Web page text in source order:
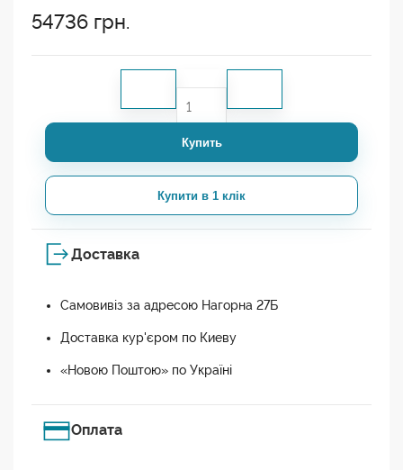
54736 грн.
Купить
Купити в 1 клік
Доставка
Самовивіз за адресою Нагорна 27Б
Доставка кур'єром по Киеву
«Новою Поштою» по Україні
Оплата